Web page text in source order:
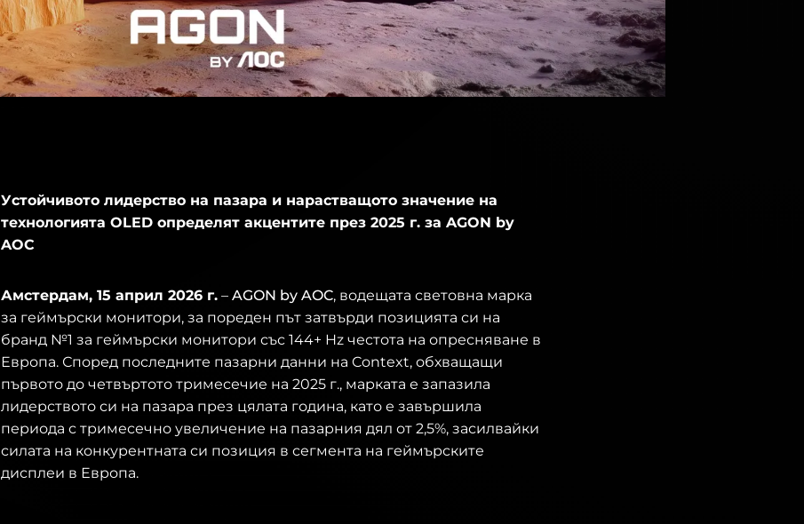
Устойчивото лидерство на пазара и нарастващото значение на
технологията OLED определят акцентите през 2025 г. за AGON by
AOC
Амстердам, 15 април 2026 г. – AGON by AOC, водещата световна марка
за геймърски монитори, за пореден път затвърди позицията си на
бранд №1 за геймърски монитори със 144+ Hz честота на опресняване в
Европа. Според последните пазарни данни на Context, обхващащи
първото до четвъртото тримесечие на 2025 г., марката е запазила
лидерството си на пазара през цялата година, като е завършила
периода с тримесечно увеличение на пазарния дял от 2,5%, засилвайки
силата на конкурентната си позиция в сегмента на геймърските
дисплеи в Европа.